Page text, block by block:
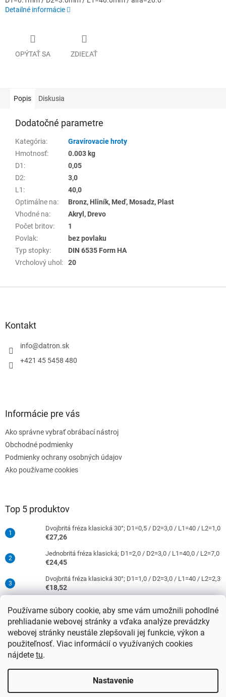
Používame súbory cookie, aby sme vám umožnili pohodlné
prehliadanie webovej stránky a vďaka analýze prevádzky
webovej stránky neustále zlepšovali jej funkcie, výkon a
použiteľnosť. Viac informácií o využívaných cookies
nájdete tu.
Nastavenie
Detailné informácie
OPÝTAŤ SA ZDIEĽAŤ
Popis Diskusia
Dodatočné parametre
Kategória:
Gravírovacie hroty
Hmotnosť:
0.003 kg
D1 :
0,05
D2:
3,0
L1 :
40,0
Optimálne na:
Bronz, Hliník, Meď, Mosadz, Plast
Vhodné na:
Akryl, Drevo
Počet britov:
1
Povlak:
bez povlaku
Typ stopky:
DIN 6535 Form HA
Vrcholový uhol : 20
Kontakt
info@datron.sk
+421 45 5458 480
Informácie pre vás
Ako správne vybrať obrábací nástroj
Obchodné podmienky
Podmienky ochrany osobných údajov
Ako používame cookies
Top 5 produktov
Dvojbritá fréza klasická 30°; D1=0,5 / D2=3,0 / L1=40 / L2=1,0
€27,26
Jednobritá fréza klasická; D1=2,0 / D2=3,0 / L1=40,0 / L2=7,0
€24,45
Dvojbritá fréza klasická 30°; D1=1,0 / D2=3,0 / L1=40 / L2=2,3
€18,52
€16,52
Dvojbritá fréza klasická 30°; D1=2,0 / D2=3,0 / L1=40 / L2=9,0
€18,52